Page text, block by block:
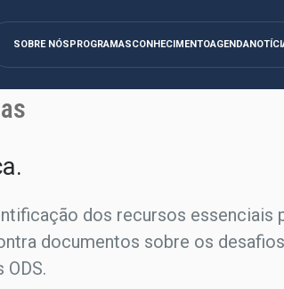
SOBRE NÓSPROGRAMASCONHECIMENTOAGENDA
dos recursos essenciais
documentos sobre os